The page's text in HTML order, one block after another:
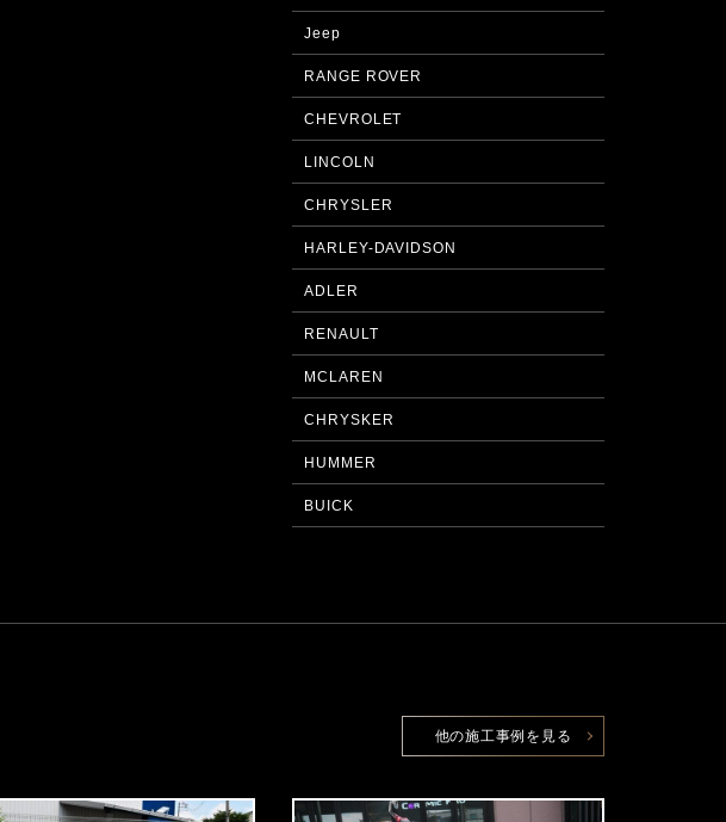
Jeep
RANGE ROVER
CHEVROLET
LINCOLN
CHRYSLER
HARLEY-DAVIDSON
ADLER
RENAULT
MCLAREN
CHRYSKER
HUMMER
BUICK
他の施工事例を見る